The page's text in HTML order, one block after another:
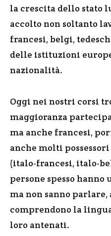
la crescita dello stato
accolto non soltanto
francesi, belgi,
delle istituzioni
nazionalità.
Oggi nei nostri corsi
maggioranza
ma anche francesi,
anche molti
(italo-francesi, italo-
persone spesso
ma non sanno parlare,
comprendono la
loro antenati.